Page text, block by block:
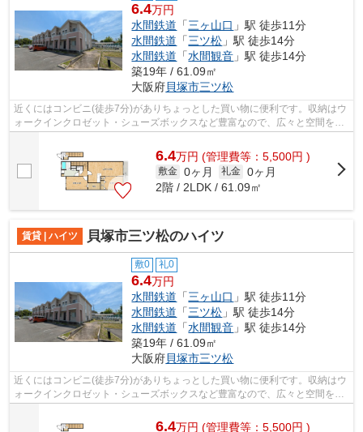
6.4万円
水間鉄道 「三ヶ山口 」駅 徒歩11分
水間鉄道 「三ツ松 」駅 徒歩14分
水間鉄道 「水間観音 」駅 徒歩14分
築19年 / 61.09㎡
大阪府貝塚市三ツ松
近くにはコンビニ(徒歩7分)がありちょっとした買い物に便利です。収納はウ
ォークインクロゼット・シューズボックスなど豊富なので、広々と空間を利
6.4万円 (管理費等：5,500円 )
敷金 0ヶ月 礼金 0ヶ月
2階 / 2LDK / 61.09㎡
賃貸 | ハイツ 貝塚市三ツ松のハイツ
敷0 礼0
6.4万円
水間鉄道 「三ヶ山口 」駅 徒歩11分
水間鉄道 「三ツ松 」駅 徒歩14分
水間鉄道 「水間観音 」駅 徒歩14分
築19年 / 61.09㎡
大阪府貝塚市三ツ松
近くにはコンビニ(徒歩7分)がありちょっとした買い物に便利です。収納はウ
ォークインクロゼット・シューズボックスなど豊富なので、広々と空間を利
用することも可能です。
6.4万円 (管理費等：5,500円 )